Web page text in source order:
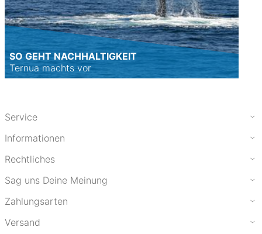
SO GEHT NACHHALTIGKEIT
Ternua machts vor
Service
Informationen
Rechtliches
Sag uns Deine Meinung
Zahlungsarten
Versand